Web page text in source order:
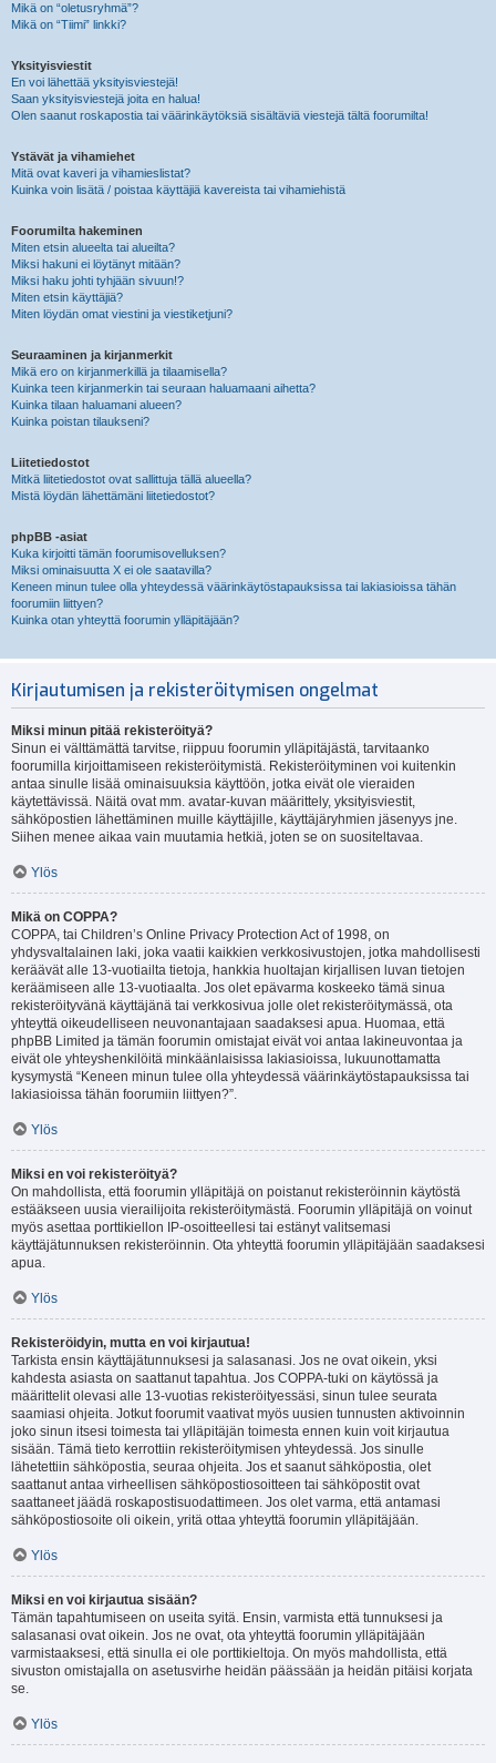
Mikä on “oletusryhmä”?
Mikä on “Tiimi” linkki?
Yksityisviestit
En voi lähettää yksityisviestejä!
Saan yksityisviestejä joita en halua!
Olen saanut roskapostia tai väärinkäytöksiä sisältäviä viestejä tältä foorumilta!
Ystävät ja vihamiehet
Mitä ovat kaveri ja vihamieslistat?
Kuinka voin lisätä / poistaa käyttäjiä kavereista tai vihamiehistä
Foorumilta hakeminen
Miten etsin alueelta tai alueilta?
Miksi hakuni ei löytänyt mitään?
Miksi haku johti tyhjään sivuun!?
Miten etsin käyttäjiä?
Miten löydän omat viestini ja viestiketjuni?
Seuraaminen ja kirjanmerkit
Mikä ero on kirjanmerkillä ja tilaamisella?
Kuinka teen kirjanmerkin tai seuraan haluamaani aihetta?
Kuinka tilaan haluamani alueen?
Kuinka poistan tilaukseni?
Liitetiedostot
Mitkä liitetiedostot ovat sallittuja tällä alueella?
Mistä löydän lähettämäni liitetiedostot?
phpBB -asiat
Kuka kirjoitti tämän foorumisovelluksen?
Miksi ominaisuutta X ei ole saatavilla?
Keneen minun tulee olla yhteydessä väärinkäytöstapauksissa tai lakiasioissa tähän
foorumiin liittyen?
Kuinka otan yhteyttä foorumin ylläpitäjään?
Kirjautumisen ja rekisteröitymisen ongelmat
Miksi minun pitää rekisteröityä?
Sinun ei välttämättä tarvitse, riippuu foorumin ylläpitäjästä, tarvitaanko
foorumilla kirjoittamiseen rekisteröitymistä. Rekisteröityminen voi kuitenkin
antaa sinulle lisää ominaisuuksia käyttöön, jotka eivät ole vieraiden
käytettävissä. Näitä ovat mm. avatar-kuvan määrittely, yksityisviestit,
sähköpostien lähettäminen muille käyttäjille, käyttäjäryhmien jäsenyys jne.
Siihen menee aikaa vain muutamia hetkiä, joten se on suositeltavaa.
Ylös
Mikä on COPPA?
COPPA, tai Children’s Online Privacy Protection Act of 1998, on
yhdysvaltalainen laki, joka vaatii kaikkien verkkosivustojen, jotka mahdollisesti
keräävät alle 13-vuotiailta tietoja, hankkia huoltajan kirjallisen luvan tietojen
keräämiseen alle 13-vuotiaalta. Jos olet epävarma koskeeko tämä sinua
rekisteröityvänä käyttäjänä tai verkkosivua jolle olet rekisteröitymässä, ota
yhteyttä oikeudelliseen neuvonantajaan saadaksesi apua. Huomaa, että
phpBB Limited ja tämän foorumin omistajat eivät voi antaa lakineuvontaa ja
eivät ole yhteyshenkilöitä minkäänlaisissa lakiasioissa, lukuunottamatta
kysymystä “Keneen minun tulee olla yhteydessä väärinkäytöstapauksissa tai
lakiasioissa tähän foorumiin liittyen?”.
Ylös
Miksi en voi rekisteröityä?
On mahdollista, että foorumin ylläpitäjä on poistanut rekisteröinnin käytöstä
estääkseen uusia vierailijoita rekisteröitymästä. Foorumin ylläpitäjä on voinut
myös asettaa porttikiellon IP-osoitteellesi tai estänyt valitsemasi
käyttäjätunnuksen rekisteröinnin. Ota yhteyttä foorumin ylläpitäjään saadaksesi
apua.
Ylös
Rekisteröidyin, mutta en voi kirjautua!
Tarkista ensin käyttäjätunnuksesi ja salasanasi. Jos ne ovat oikein, yksi
kahdesta asiasta on saattanut tapahtua. Jos COPPA-tuki on käytössä ja
määrittelit olevasi alle 13-vuotias rekisteröityessäsi, sinun tulee seurata
saamiasi ohjeita. Jotkut foorumit vaativat myös uusien tunnusten aktivoinnin
joko sinun itsesi toimesta tai ylläpitäjän toimesta ennen kuin voit kirjautua
sisään. Tämä tieto kerrottiin rekisteröitymisen yhteydessä. Jos sinulle
lähetettiin sähköpostia, seuraa ohjeita. Jos et saanut sähköpostia, olet
saattanut antaa virheellisen sähköpostiosoitteen tai sähköpostit ovat
saattaneet jäädä roskapostisuodattimeen. Jos olet varma, että antamasi
sähköpostiosoite oli oikein, yritä ottaa yhteyttä foorumin ylläpitäjään.
Ylös
Miksi en voi kirjautua sisään?
Tämän tapahtumiseen on useita syitä. Ensin, varmista että tunnuksesi ja
salasanasi ovat oikein. Jos ne ovat, ota yhteyttä foorumin ylläpitäjään
varmistaaksesi, että sinulla ei ole porttikieltoja. On myös mahdollista, että
sivuston omistajalla on asetusvirhe heidän päässään ja heidän pitäisi korjata
se.
Ylös